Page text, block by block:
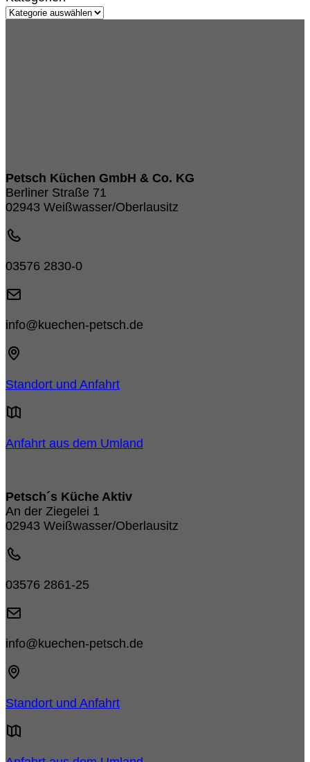
Kategorien
Petsch Küchen GmbH & Co. KG
Berliner Straße 71
02943 Weißwasser/Oberlausitz
03576 2830-0
info@kuechen-petsch.de
Standort und Anfahrt
Anfahrt aus dem Umland
Petsch´s Küche Aktiv
An der Ziegelei 1
02943 Weißwasser/Oberlausitz
03576 2861-25
info@kuechen-petsch.de
Standort und Anfahrt